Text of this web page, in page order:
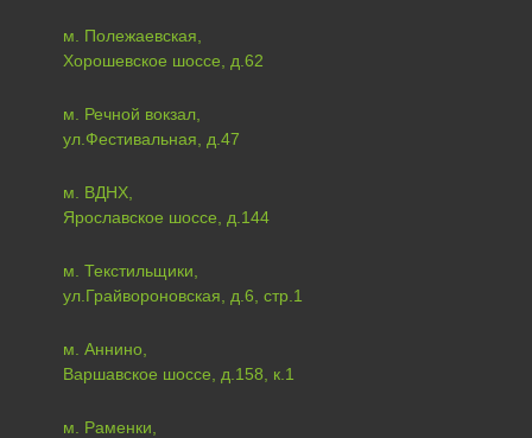
м. Полежаевская,
Хорошевское шоссе, д.62
м. Речной вокзал,
ул.Фестивальная, д.47
м. ВДНХ,
Ярославское шоссе, д.144
м. Текстильщики,
ул.Грайвороновская, д.6, стр.1
м. Аннино,
Варшавское шоссе, д.158, к.1
м. Раменки,